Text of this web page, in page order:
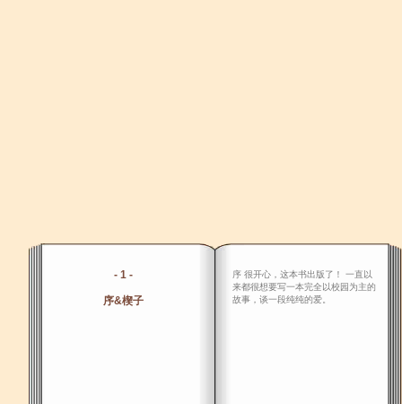
- 1 -
序&楔子
序 很开心，这本书出版了！ 一直以
来都很想要写一本完全以校园为主的
故事，谈一段纯纯的爱。